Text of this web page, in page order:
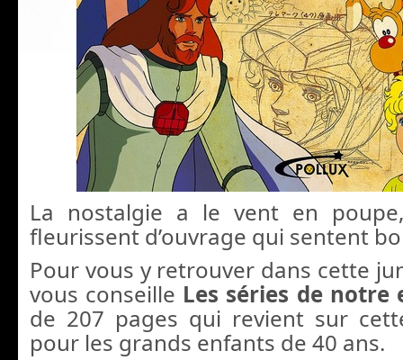
La nostalgie a le vent en
fleurissent d’ouvrage qui sentent
Pour vous y retrouver dans cette
vous conseille Les séries de notre
de 207 pages qui revient sur
pour les grands enfants de 40 ans.